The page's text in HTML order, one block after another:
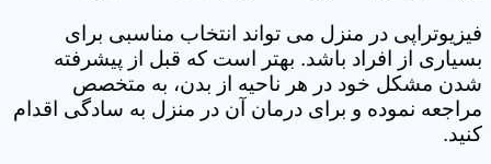
فیزیوتراپی در منزل می تواند انتخاب مناسبی برای
بسیاری از افراد باشد. بهتر است که قبل از پیشرفته
شدن مشکل خود در هر ناحیه از بدن، به متخصص
مراجعه نموده و برای درمان آن در منزل به سادگی اقدام
کنید.